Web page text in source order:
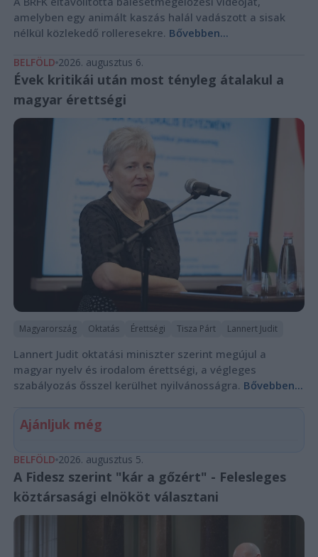
amelyben egy animált kaszás halál vadászott a sisak
nélkül közlekedő rolleresekre. Bővebben...
BELFÖLD 2026. augusztus 6.
Évek kritikái után most tényleg átalakul a
magyar érettségi
Magyarország Oktatás Érettségi Tisza Párt Lannert Judit
Lannert Judit oktatási miniszter szerint megújul a
magyar nyelv és irodalom érettségi, a végleges
szabályozás ősszel kerülhet nyilvánosságra. Bővebben...
Ajánljuk még
BELFÖLD 2026. augusztus 5.
A Fidesz szerint "kár a gőzért" - Felesleges
köztársasági elnököt választani